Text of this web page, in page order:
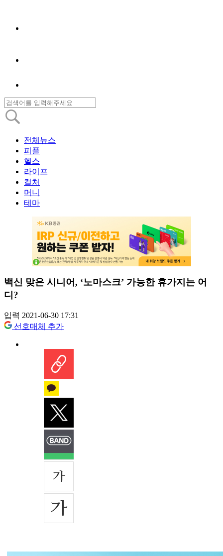
전체뉴스
피플
헬스
라이프
컬처
머니
테마
백신 맞은 시니어, ‘노마스크’ 가능한 휴가지는 어
디?
입력 2021-06-30 17:31
선호매체 추가